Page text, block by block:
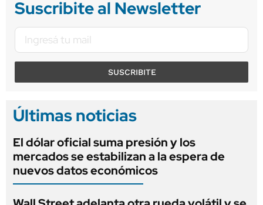
Suscribite al Newsletter
SUSCRIBITE
Últimas noticias
El dólar oficial suma presión y los
mercados se estabilizan a la espera de
nuevos datos económicos